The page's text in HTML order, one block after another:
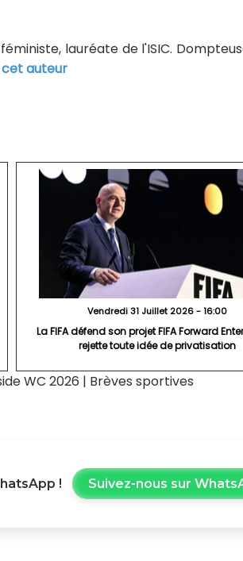
lauréate de l'ISIC.
cet auteur
Vendredi 31 Juillet 2026 - 16:00
La FIFA défend son projet FIFA Forward
rejette toute idée de privatisation
WC 2026 | Brèves sportives
! Suivez-nous sur